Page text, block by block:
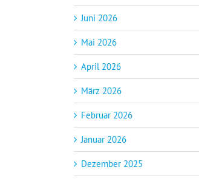
Juni 2026
Mai 2026
April 2026
März 2026
Februar 2026
Januar 2026
Dezember 2025